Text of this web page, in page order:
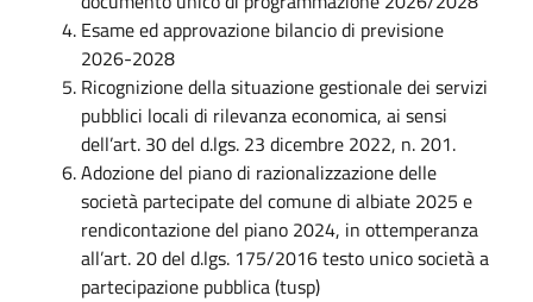
Esame ed approvazione bilancio di previsione
2026-2028
Ricognizione della situazione gestionale dei servizi
pubblici locali di rilevanza economica, ai sensi
dell’art. 30 del d.lgs. 23 dicembre 2022, n. 201.
Adozione del piano di razionalizzazione delle
società partecipate del comune di albiate 2025 e
rendicontazione del piano 2024, in ottemperanza
all’art. 20 del d.lgs. 175/2016 testo unico società a
partecipazione pubblica (tusp)